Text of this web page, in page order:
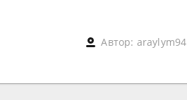
Автор: araylym94